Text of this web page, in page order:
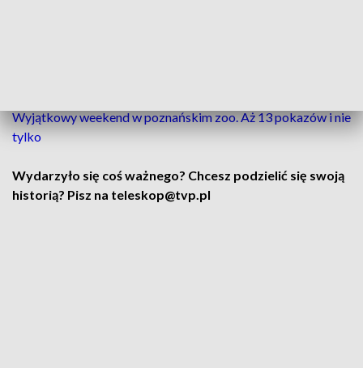
Wyjątkowy weekend w poznańskim zoo. Aż 13 pokazów i nie
tylko
Wydarzyło się coś ważnego? Chcesz podzielić się swoją
historią? Pisz na teleskop@tvp.pl